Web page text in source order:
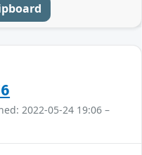
2022-05-24 19:06 –